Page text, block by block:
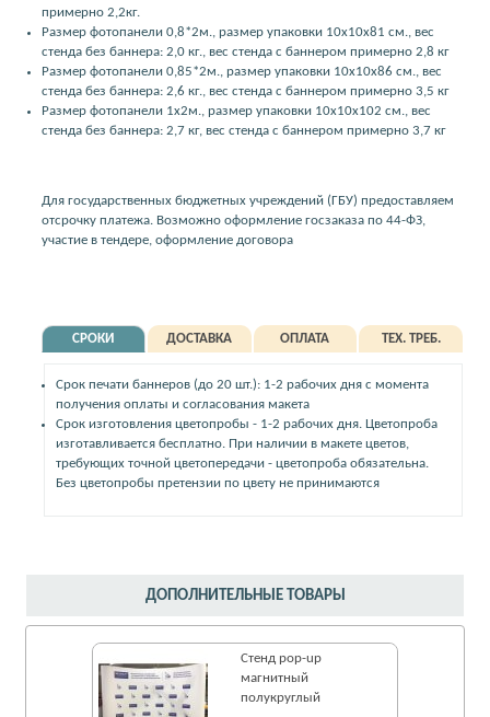
примерно 2,2кг.
Размер фотопанели 0,8*2м., размер упаковки 10x10x81 см., вес
стенда без баннера: 2,0 кг., вес стенда с баннером примерно 2,8 кг
Размер фотопанели 0,85*2м., размер упаковки 10x10x86 см., вес
стенда без баннера: 2,6 кг., вес стенда с баннером примерно 3,5 кг
Размер фотопанели 1x2м., размер упаковки 10x10x102 см., вес
стенда без баннера: 2,7 кг, вес стенда с баннером примерно 3,7 кг
Для государственных бюджетных учреждений (ГБУ) предоставляем
отсрочку платежа. Возможно оформление госзаказа по 44-ФЗ,
участие в тендере, оформление договора
СРОКИ ДОСТАВКА ОПЛАТА ТЕХ. ТРЕБ.
Срок печати баннеров (до 20 шт.): 1-2 рабочих дня с момента
получения оплаты и согласования макета
Срок изготовления цветопробы - 1-2 рабочих дня. Цветопроба
изготавливается бесплатно. При наличии в макете цветов,
требующих точной цветопередачи - цветопроба обязательна.
Без цветопробы претензии по цвету не принимаются
ДОПОЛНИТЕЛЬНЫЕ ТОВАРЫ
Стенд pop-up
магнитный
полукруглый